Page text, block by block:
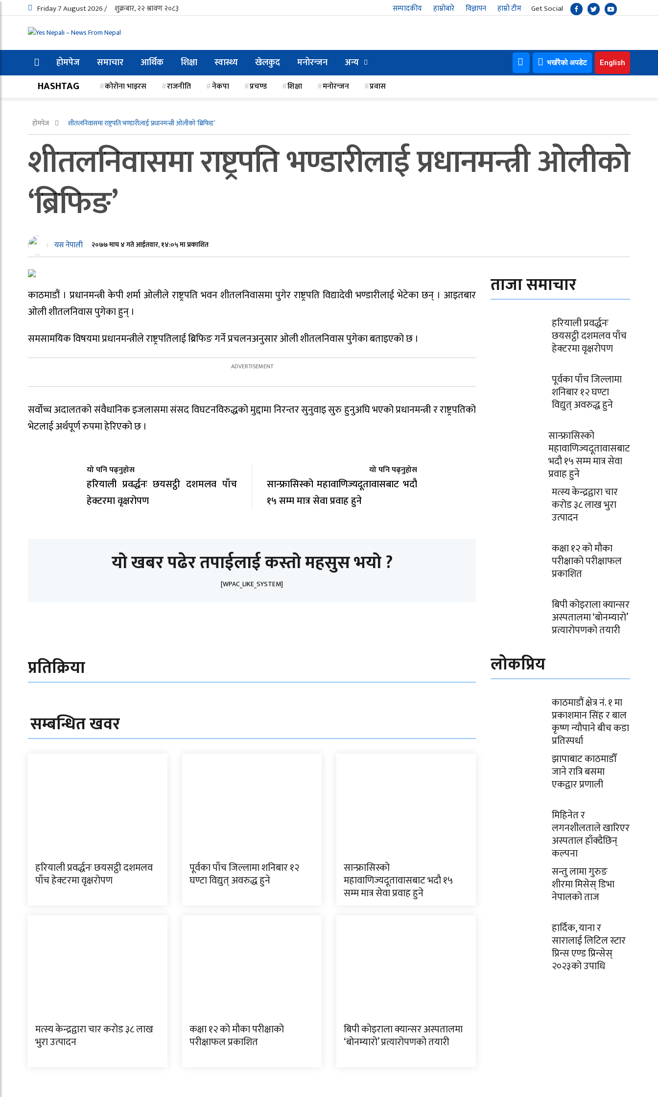
Friday 7 August 2026 / शुक्रबार, २२ श्रावण २०८३ सम्पादकीय हाम्रोबारे विज्ञापन हाम्रो टीम Get Social
होमपेज समाचार आर्थिक शिक्षा स्वास्थ्य खेलकुद मनोरन्जन अन्य भर्खरैको अपडेट English
HASHTAG कोरोना भाइरस राजनीति नेकपा प्रचण्ड शिक्षा मनोरन्जन प्रवास
होमपेज शीतलनिवासमा राष्ट्रपति भण्डारीलाई प्रधानमन्त्री ओलीको ‘ब्रिफिङ’
शीतलनिवासमा राष्ट्रपति भण्डारीलाई प्रधानमन्त्री ओलीको
‘ब्रिफिङ’
यस नेपाली २०७७ माघ ४ गते आईतवार, १४:०५ मा प्रकाशित
काठमाडौं । प्रधानमन्त्री केपी शर्मा ओलीले राष्ट्रपति भवन शीतलनिवासमा पुगेर राष्ट्रपति विद्यादेवी भण्डारीलाई भेटेका छन् । आइतबार
ओली शीतलनिवास पुगेका हुन् ।
समसामयिक विषयमा प्रधानमन्त्रीले राष्ट्रपतिलाई ब्रिफिङ गर्ने प्रचलनअनुसार ओली शीतलनिवास पुगेका बताइएको छ ।
सर्वोच्च अदालतको संवैधानिक इजलासमा संसद विघटनविरुद्धको मुद्दामा निरन्तर सुनुवाइ सुरु हुनुअघि भएको प्रधानमन्त्री र राष्ट्रपतिको
भेटलाई अर्थपूर्ण रुपमा हेरिएको छ ।
यो पनि पढ्नुहोस
हरियाली प्रवर्द्धनः छयसट्ठी दशमलव पाँच
हेक्टरमा वृक्षरोपण
यो पनि पढ्नुहोस
सान्फ्रासिस्को महावाणिज्यदूतावासबाट भदौ
१५ सम्म मात्र सेवा प्रवाह हुने
यो खबर पढेर तपाईलाई कस्तो महसुस भयो ?
[WPAC_LIKE_SYSTEM]
प्रतिक्रिया
सम्बन्धित खवर
हरियाली प्रवर्द्धनः छयसट्ठी दशमलव
पाँच हेक्टरमा वृक्षरोपण
पूर्वका पाँच जिल्लामा शनिबार १२
घण्टा विद्युत् अवरुद्ध हुने
सान्फ्रासिस्को
महावाणिज्यदूतावासबाट भदौ १५
सम्म मात्र सेवा प्रवाह हुने
मत्स्य केन्द्रद्वारा चार करोड ३८ लाख
भुरा उत्पादन
कक्षा १२ को मौका परीक्षाको
परीक्षाफल प्रकाशित
बिपी कोइराला क्यान्सर अस्पतालमा
‘बोनम्यारो’ प्रत्यारोपणको तयारी
ताजा समाचार
हरियाली प्रवर्द्धनः
छयसट्ठी दशमलव पाँच
हेक्टरमा वृक्षरोपण
पूर्वका पाँच जिल्लामा
शनिबार १२ घण्टा
विद्युत् अवरुद्ध हुने
सान्फ्रासिस्को
महावाणिज्यदूतावासबाट
भदौ १५ सम्म मात्र सेवा
प्रवाह हुने
मत्स्य केन्द्रद्वारा चार
करोड ३८ लाख भुरा
उत्पादन
कक्षा १२ को मौका
परीक्षाको परीक्षाफल
प्रकाशित
बिपी कोइराला क्यान्सर
अस्पतालमा ‘बोनम्यारो’
प्रत्यारोपणको तयारी
लोकप्रिय
काठमाडौं क्षेत्र नं. १ मा
प्रकाशमान सिंह र बाल
कृष्ण न्यौपाने बीच कडा
प्रतिस्पर्धा
झापाबाट काठमाडौँ
जाने रात्रि बसमा
एकद्वार प्रणाली
मिहिनेत र
लगनशीलताले खारिएर
अस्पताल हाँक्दैछिन्
कल्पना
सन्तु लामा गुरुङ
शीरमा मिसेस् डिभा
नेपालको ताज
हार्दिक, याना र
सारालाई लिटिल स्टार
प्रिन्स एण्ड प्रिन्सेस्
२०२३को उपाधि